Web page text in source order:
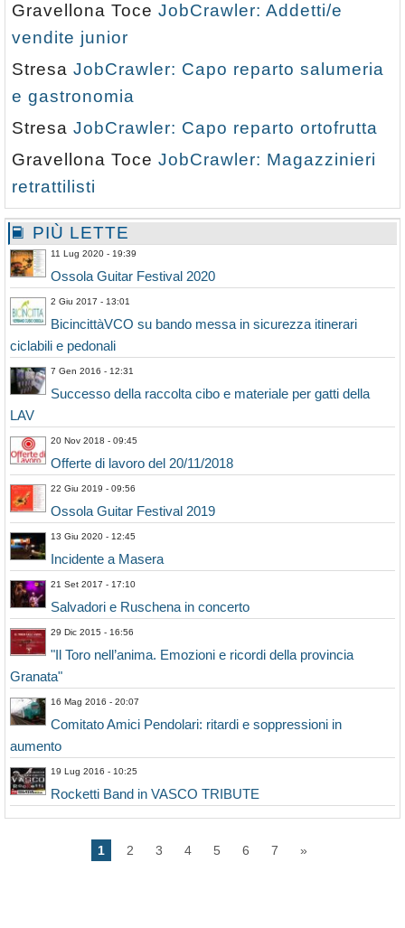
Gravellona Toce JobCrawler: Addetti/e
vendite junior
Stresa JobCrawler: Capo reparto salumeria
e gastronomia
Stresa JobCrawler: Capo reparto ortofrutta
Gravellona Toce JobCrawler: Magazzinieri
retrattilisti
PIÙ LETTE
11 Lug 2020 - 19:39
Ossola Guitar Festival 2020
2 Giu 2017 - 13:01
BicincittàVCO su bando messa in sicurezza itinerari
ciclabili e pedonali
7 Gen 2016 - 12:31
Successo della raccolta cibo e materiale per gatti della
LAV
20 Nov 2018 - 09:45
Offerte di lavoro del 20/11/2018
22 Giu 2019 - 09:56
Ossola Guitar Festival 2019
13 Giu 2020 - 12:45
Incidente a Masera
21 Set 2017 - 17:10
Salvadori e Ruschena in concerto
29 Dic 2015 - 16:56
"Il Toro nell’anima. Emozioni e ricordi della provincia
Granata"
16 Mag 2016 - 20:07
Comitato Amici Pendolari: ritardi e soppressioni in
aumento
19 Lug 2016 - 10:25
Rocketti Band in VASCO TRIBUTE
1 2 3 4 5 6 7 »